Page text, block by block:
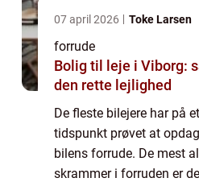
07 april 2026 Toke Larsen
forrude
Bolig til leje i Viborg:
den rette lejlighed
De fleste bilejere har på
tidspunkt prøvet at
bilens forrude. De mest
skrammer i forruden er